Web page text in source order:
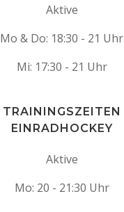
Aktive
Mo & Do: 18:30 - 21 Uhr
Mi: 17:30 - 21 Uhr
TRAININGSZEITEN
EINRADHOCKEY
Aktive
Mo: 20 - 21:30 Uhr